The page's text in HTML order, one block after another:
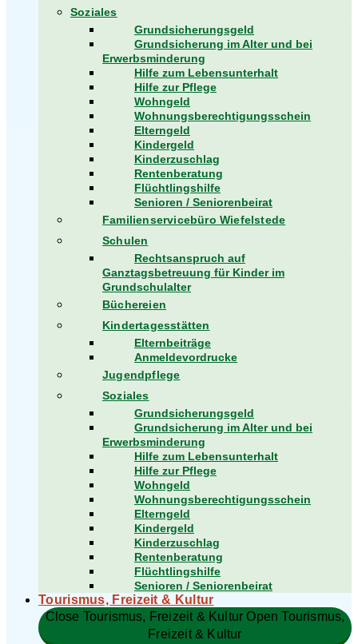
Soziales
Grundsicherungsgeld
Grundsicherung im Alter und bei
Erwerbsminderung
Hilfe zum Lebensunterhalt
Hilfe zur Pflege
Wohngeld
Wohnungsberechtigungsschein
Elterngeld
Kindergeld
Kinderzuschlag
Rentenberatung
Flüchtlingshilfe
Senioren / Seniorenbeirat
Familienservicebüro Wiefelstede
Schulen
Rechtsanspruch auf
Ganztagsbetreuung für Kinder im
Grundschulalter
Büchereien
Kindertagesstätten
Elternbeiträge
Anmeldevordrucke
Jugendpflege
Soziales
Grundsicherungsgeld
Grundsicherung im Alter und bei
Erwerbsminderung
Hilfe zum Lebensunterhalt
Hilfe zur Pflege
Wohngeld
Wohnungsberechtigungsschein
Elterngeld
Kindergeld
Kinderzuschlag
Rentenberatung
Flüchtlingshilfe
Senioren / Seniorenbeirat
Tourismus, Freizeit & Kultur
Close Tourismus, Freizeit & Kultur Open Tourismus,
Freizeit & Kultur